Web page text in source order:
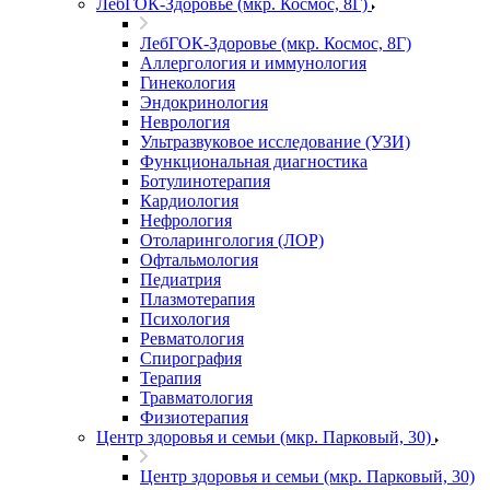
ЛебГОК-Здоровье (мкр. Космос, 8Г)
ЛебГОК-Здоровье (мкр. Космос, 8Г)
Аллергология и иммунология
Гинекология
Эндокринология
Неврология
Ультразвуковое исследование (УЗИ)
Функциональная диагностика
Ботулинотерапия
Кардиология
Нефрология
Отоларингология (ЛОР)
Офтальмология
Педиатрия
Плазмотерапия
Психология
Ревматология
Спирография
Терапия
Травматология
Физиотерапия
Центр здоровья и семьи (мкр. Парковый, 30)
Центр здоровья и семьи (мкр. Парковый, 30)